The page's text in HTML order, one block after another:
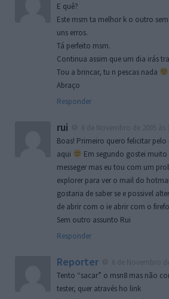
E quê?
Este msm ta melhor k o outro
uns erros.
Tá perfeito msm.
Continua assim que um dia irás
Tou a brincar, tu n pescas nada
Abraço
Responder
rui
Boas! Primeiro quero felicitar pelo
aqui
Em segundo gostei
messeger mas eu tou com um
explorer para ver o mail do
gostaria de saber se e possivel
de abrir com o ie abrir com o
Sem outro assunto Rui
Responder
Reporter
Tento “sacar” o msn8 mas não
tester, quer através ho link